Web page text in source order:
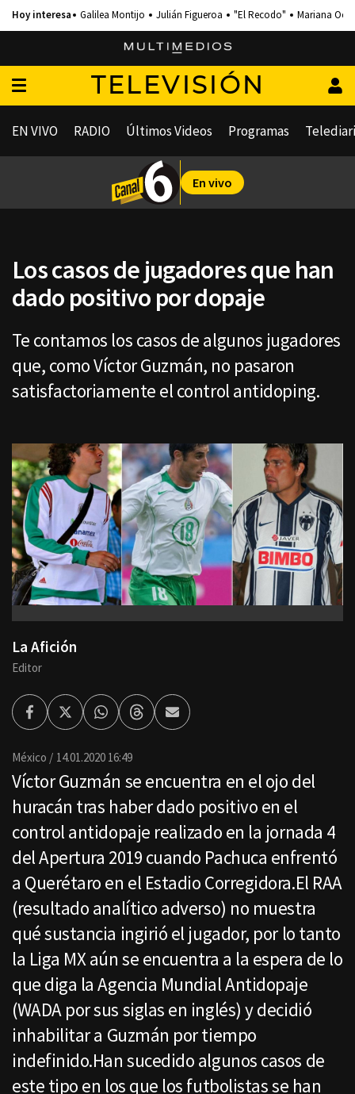
Galilea Montijo Julián Figueroa "El Recodo" Mariana
TELEVISIÓN
EN VIVO RADIO Últimos Videos Programas
En vivo
Los casos de jugadores que han
dado positivo por dopaje
Te contamos los casos de algunos jugadores
que, como Víctor Guzmán, no pasaron
satisfactoriamente el control antidoping.
La Afición
Editor
FacebookTwitterWhatsappThreadsEnviar
por
México 14.01.2020 16:49
Víctor Guzmán se encuentra en el ojo del
huracán tras haber dado positivo en el
control antidopaje realizado en la jornada 4
del Apertura 2019 cuando Pachuca enfrentó
a Querétaro en el Estadio Corregidora.El RAA
(resultado analítico adverso) no muestra
qué sustancia ingirió el jugador, por lo tanto
la Liga MX aún se encuentra a la espera de lo
que diga la Agencia Mundial Antidopaje
(WADA por sus siglas en inglés) y decidió
inhabilitar a Guzmán por tiempo
indefinido.Han sucedido algunos casos de
este tipo en los que los futbolistas se han